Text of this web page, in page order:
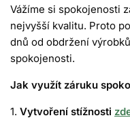
Vážíme si spokojenosti
nejvyšší kvalitu. Proto
dnů od obdržení
spokojenosti.
Jak využít záruku
Vytvoření stížnosti